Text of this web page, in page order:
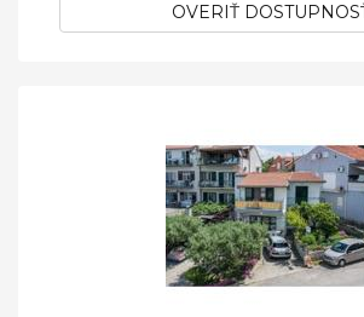
OVERIŤ